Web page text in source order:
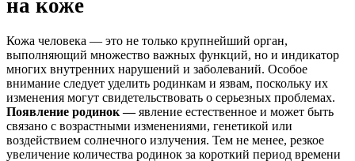
на коже
Кожа человека — это не только крупнейший орган,
выполняющий множество важных функций, но и индикатор
многих внутренних нарушений и заболеваний. Особое
внимание следует уделить родинкам и язвам, поскольку их
изменения могут свидетельствовать о серьезных проблемах.
Появление родинок —явление естественное и может быть
связано с возрастными изменениями, генетикой или
воздействием солнечного излучения. Тем не менее, резкое
увеличение количества родинок за короткий период времени